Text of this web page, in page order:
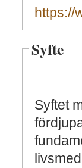
https://
Syfte
Syftet